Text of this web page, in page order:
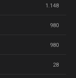
1.148
980
980
28